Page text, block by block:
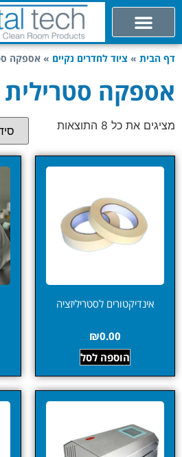
דף הבית » ציוד לחדרים נקיים » אספקה
אספקה סטרילית
מציגים את כל ⁦8⁩ התוצאות
אינדיקטורים לסטריליזציה
₪0.00
הוספה לסל